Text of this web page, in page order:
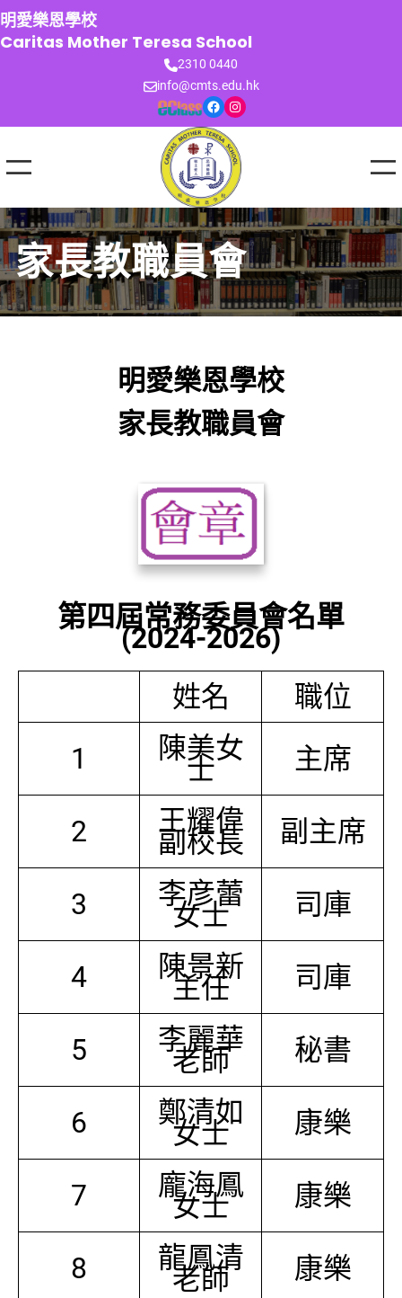
跳
至
主
明愛樂恩學校
Caritas Mother Teresa School
2310 0440
info@cmts.edu.hk
Facebook Instagram
家長教職員會
明愛樂恩學校
家長教職員會
第四屆常務委員會名單
(2024-2026)
姓名
職位
1
陳美女
士 主席
2 王耀偉
副校長 副主席
3 李彦蕾
女士 司庫
4 陳景新
主任 司庫
5 李麗華
老師 秘書
6 鄭清如
女士 康樂
7 龐海鳳
女士 康樂
8 龍鳳清
老師 康樂